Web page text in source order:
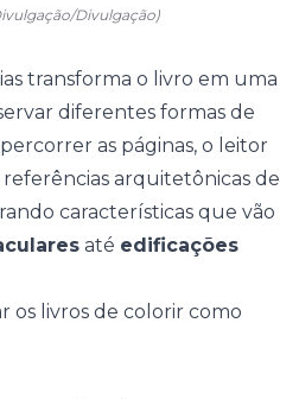
Divulgação)
transforma o livro em uma
diferentes formas de
as páginas, o leitor
arquitetônicas de
características que vão
até edificações
os livros de colorir como